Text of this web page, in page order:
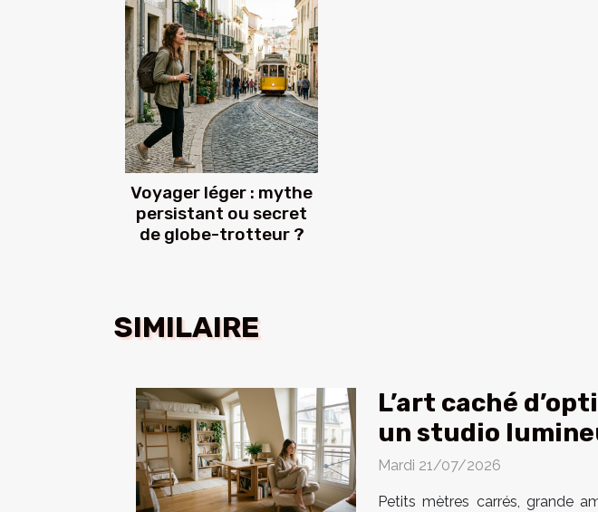
Voyager léger : mythe
persistant ou secret
de globe-trotteur ?
SIMILAIRE
L’art caché
un studio
Mardi 21/07/2026
Petits mètres carrés, grande